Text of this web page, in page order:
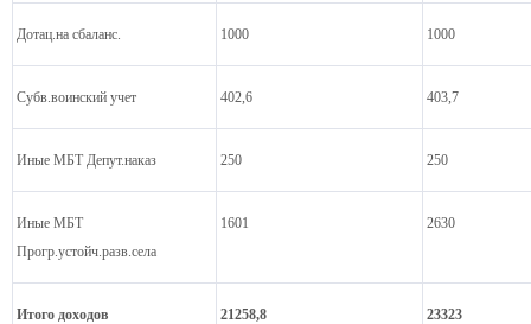
Дотац.на сбаланс. 1000 1000
Субв.воинский учет 402,6 403,7
Иные МБТ Депут.наказ 250 250
Иные МБТ
Прогр.устойч.разв.села
1601 2630
Итого доходов 21258,8 23323